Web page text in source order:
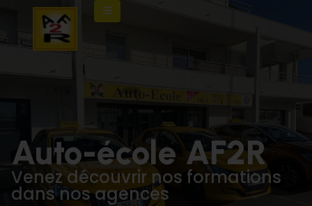
Auto-école AF2R
Venez découvrir nos formations
dans nos agences